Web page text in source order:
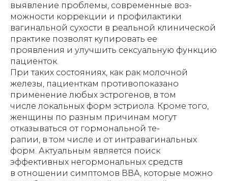
выявление проблемы, современные воз-
можности коррекции и профилактики
вагинальной сухости в реальной клинической
практике позволят купировать ее
проявления и улучшить сексуальную функцию
пациенток.
При таких состояниях, как рак молочной
железы, пациенткам противопоказано
применение любых эстрогенов, в том
числе локальных форм эстриола. Кроме того,
женщины по разным причинам могут
отказываться от гормональной те-
рапии, в том числе и от интравагинальных
форм. Актуальным является поиск
эффективных негормональных средств
в отношении симптомов ВВА, которые можно